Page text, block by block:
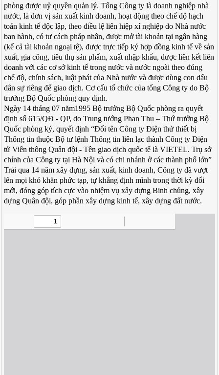
phòng được uỷ quyền quản lý. Tổng Công ty là doanh nghiệp nhà
nước, là đơn vị sản xuất kinh doanh, hoạt động theo chế độ hạch
toán kinh tế độc lập, theo điều lệ liên hiệp xí nghiệp do Nhà nước
ban hành, có tư cách pháp nhân, được mở tài khoản tại ngân hàng
(kể cả tài khoản ngoại tệ), được trực tiếp ký hợp đồng kinh tế về sản
xuất, gia công, tiêu thụ sản phẩm, xuất nhập khẩu, được liên kết liên
doanh với các cơ sở kinh tế trong nước và nước ngoài theo đúng
chế độ, chính sách, luật phát của Nhà nước và được dùng con dấu
dân sự riêng để giao dịch. Cơ cấu tổ chức của tổng Công ty do Bộ
trưởng Bộ Quốc phòng quy định.
Ngày 14 tháng 07 năm1995 Bộ trưởng Bộ Quốc phòng ra quyết
định số 615/QĐ - QP, do Trung tướng Phan Thu – Thứ trưởng Bộ
Quốc phòng ký, quyết định “Đổi tên Công ty Điện thử thiết bị
Thông tin thuộc Bộ tư lệnh Thông tin liên lạc thành Công ty Điện
tử Viễn thông Quân đội - Tên giao dịch quốc tế là VIETEL. Trụ sở
chính của Công ty tại Hà Nội và có chi nhánh ở các thành phố lớn”
Trải qua 14 năm xây dựng, sản xuất, kinh doanh, Công ty đã vượt
lên mọi khó khăn phức tạp, tự khẳng định mình trong thời kỳ đổi
mới, đóng góp tích cực vào nhiệm vụ xây dựng Binh chủng, xây
dựng Quân đội, góp phần xây dựng kinh tế, xây dựng đất nước.